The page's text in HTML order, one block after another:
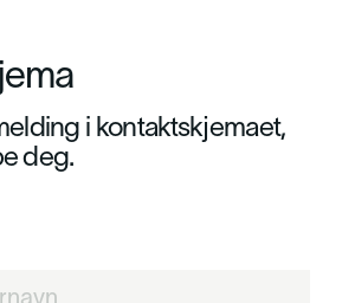
i kontaktskjemaet,
deg.